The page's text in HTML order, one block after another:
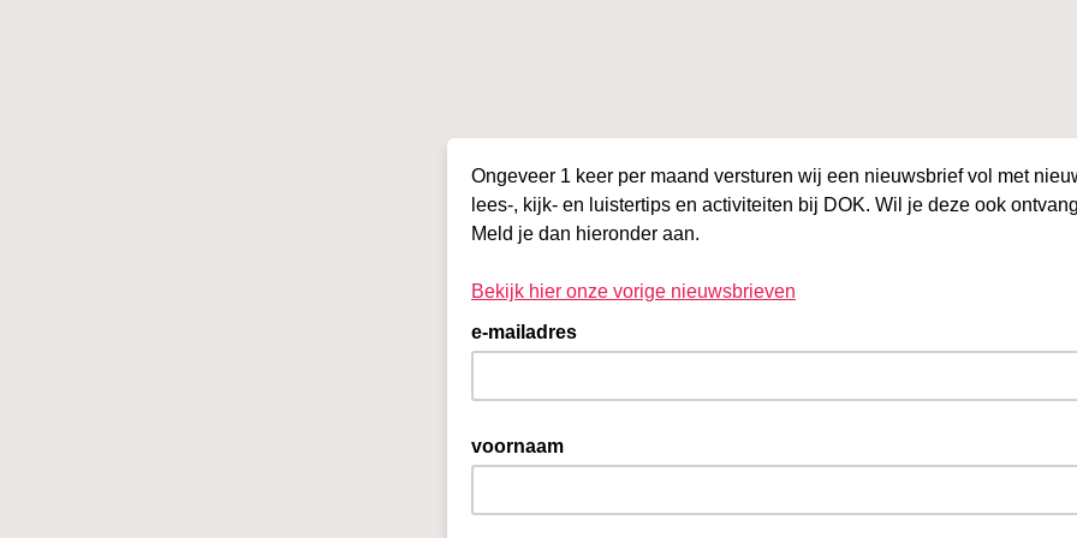
Ongeveer 1 keer per maand versturen wij een nieuwsbrief vol met
lees-, kijk- en luistertips en activiteiten bij DOK. Wil je deze ook
Meld je dan hieronder aan.
Bekijk hier onze vorige nieuwsbrieven
e-mailadres
voornaam